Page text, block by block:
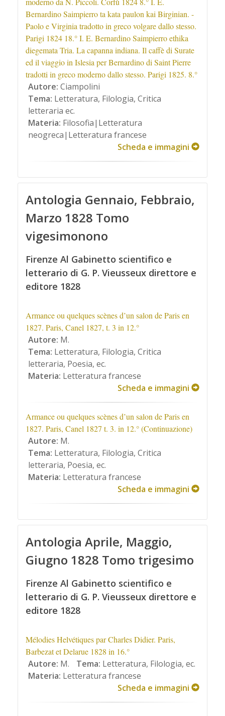
Bernardino Saimpierro ta kata paulon kai Birginian. -
Paolo e Virginia tradotto in greco volgare dallo stesso.
Parigi 1824 18.° I. E. Bernardino Saimpierro ethika
diegemata Tria. La capanna indiana. Il caffè di Surate
ed il viaggio in Islesia per Bernardino di Saint Pierre
tradotti in greco moderno dallo stesso. Parigi 1825. 8.°
Autore: Ciampolini
Tema: Letteratura, Filologia, Critica
letteraria ec.
Materia: Filosofia|Letteratura
neogreca|Letteratura francese
Scheda e immagini
Antologia Gennaio, Febbraio,
Marzo 1828 Tomo
vigesimonono
Firenze Al Gabinetto scientifico e
letterario di G. P. Vieusseux direttore e
editore 1828
Armance ou quelques scènes d’un salon de Paris en
1827. Paris, Canel 1827, t. 3 in 12.°
Autore: M.
Tema: Letteratura, Filologia, Critica
letteraria, Poesia, ec.
Materia: Letteratura francese
Scheda e immagini
Armance ou quelques scènes d’un salon de Paris en
1827. Paris, Canel 1827 t. 3. in 12.° (Continuazione)
Autore: M.
Tema: Letteratura, Filologia, Critica
letteraria, Poesia, ec.
Materia: Letteratura francese
Scheda e immagini
Antologia Aprile, Maggio,
Giugno 1828 Tomo trigesimo
Firenze Al Gabinetto scientifico e
letterario di G. P. Vieusseux direttore e
editore 1828
Mélodies Helvétiques par Charles Didier. Paris,
Barbezat et Delarue 1828 in 16.°
Autore: M. Tema: Letteratura, Filologia, ec.
Materia: Letteratura francese
Scheda e immagini